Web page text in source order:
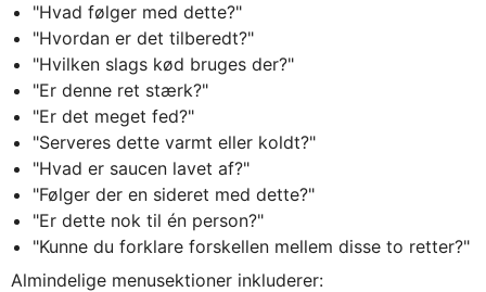
"Hvad følger med dette?"
"Hvordan er det tilberedt?"
"Hvilken slags kød bruges der?"
"Er denne ret stærk?"
"Er det meget fed?"
"Serveres dette varmt eller koldt?"
"Hvad er saucen lavet af?"
"Følger der en sideret med dette?"
"Er dette nok til én person?"
"Kunne du forklare forskellen mellem disse to retter?"
Almindelige menusektioner inkluderer: